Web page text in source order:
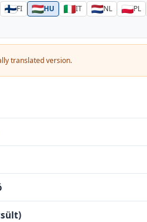
FI HU IT NL PL
translated version.